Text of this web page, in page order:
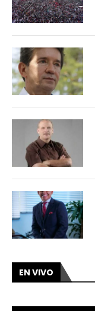
EN VIVO